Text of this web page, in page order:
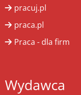
pracuj.pl
praca.pl
Praca - dla firm
Wydawca